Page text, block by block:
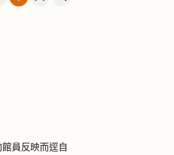
員反映而逕自